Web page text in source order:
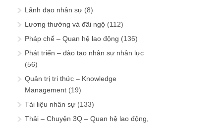
Lãnh đạo nhân sự (8)
Lương thưởng và đãi ngộ (112)
Pháp chế – Quan hệ lao động (136)
Phát triển – đào tạo nhân sự nhân lực
(56)
Quản trị tri thức – Knowledge
Management (19)
Tài liệu nhân sự (133)
Thải – Chuyện 3Q – Quan hệ lao động,